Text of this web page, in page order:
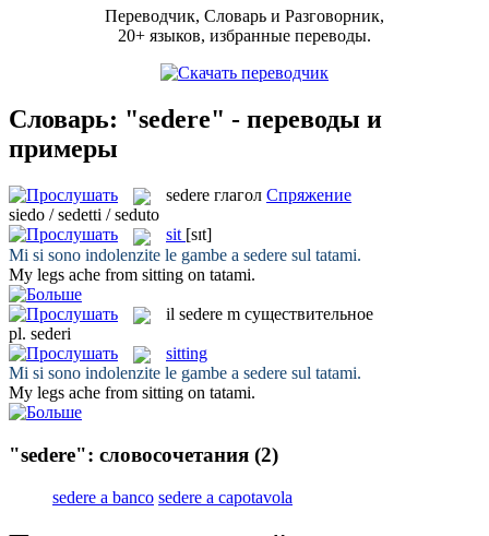
Переводчик, Словарь и Разговорник,
20+ языков, избранные переводы.
Словарь: "sedere" - переводы и
примеры
sedere глагол Спряжение
siedo / sedetti / seduto
sit [sɪt]
Mi si sono indolenzite le gambe a sedere sul tatami.
My legs ache from sitting on tatami.
il sedere m существительное
pl. sederi
sitting
Mi si sono indolenzite le gambe a sedere sul tatami.
My legs ache from sitting on tatami.
"sedere": словосочетания (2)
sedere a banco sedere a capotavola